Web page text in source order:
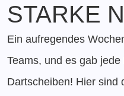
STARKE
Ein aufregendes
Teams, und es gab
Dartscheiben! Hier sind